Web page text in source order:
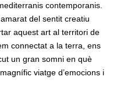
contemporanis.
del sentit creatiu
aquest art al territori de
connectat a la terra, ens
un gran somni en què
viatge d’emocions i